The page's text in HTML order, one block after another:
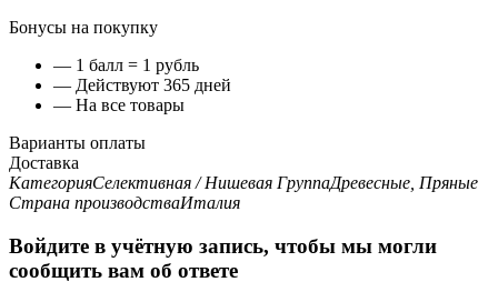
Бонусы на покупку
— 1 балл = 1 рубль
— Действуют 365 дней
— На все товары
Варианты оплаты
Доставка
КатегорияСелективная / Нишевая ГруппаДревесные, Пряные
Страна производстваИталия
Войдите в учётную запись, чтобы мы могли
сообщить вам об ответе